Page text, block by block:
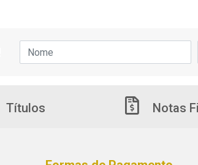
Títulos Notas